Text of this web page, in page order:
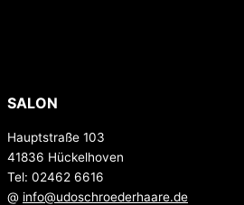
SALON
Hauptstraße 103
41836 Hückelhoven
Tel: 02462 6616
@ info@udoschroederhaare.de